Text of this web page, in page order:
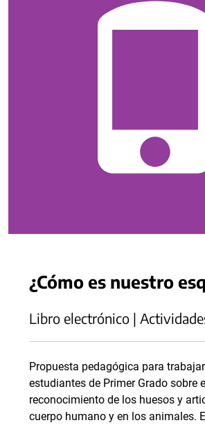
¿Cómo es nuestro
Libro electrónico |
Propuesta pedagógica para
estudiantes de Primer Grado sobre
reconocimiento de los huesos y
cuerpo humano y en los animales.